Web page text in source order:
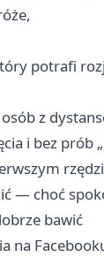
potrafi
z
i bez prób
— choć
bawić
na